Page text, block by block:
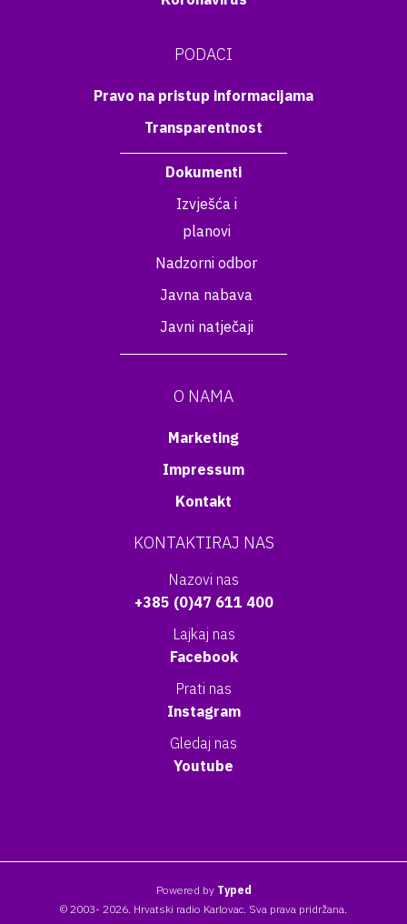
PODACI
Pravo na pristup informacijama
Transparentnost
Dokumenti
Izvješća i
planovi
Nadzorni odbor
Javna nabava
Javni natječaji
O NAMA
Marketing
Impressum
Kontakt
KONTAKTIRAJ NAS
Nazovi nas
+385 (0)47 611 400
Lajkaj nas
Facebook
Prati nas
Instagram
Gledaj nas
Youtube
Powered by Typed
© 2003- 2026. Hrvatski radio Karlovac. Sva prava pridržana.